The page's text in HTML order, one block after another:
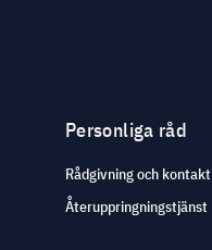
Personliga råd
Rådgivning och kontakt
Återuppringningstjänst